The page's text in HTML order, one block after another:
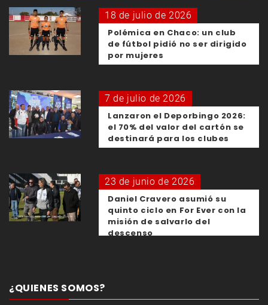
18 de julio de 2026
Polémica en Chaco: un club
de fútbol pidió no ser dirigido
por mujeres
7 de julio de 2026
Lanzaron el Deporbingo 2026:
el 70% del valor del cartón se
destinará para los clubes
23 de junio de 2026
Daniel Cravero asumió su
quinto ciclo en For Ever con la
misión de salvarlo del
descenso
¿QUIENES SOMOS?